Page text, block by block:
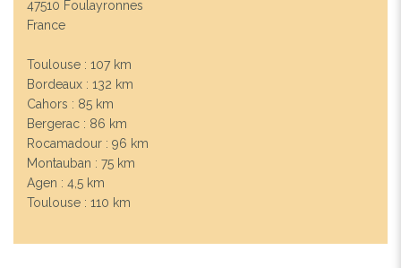
47510 Foulayronnes
France
Toulouse : 107 km
Bordeaux : 132 km
Cahors : 85 km
Bergerac : 86 km
Rocamadour : 96 km
Montauban : 75 km
Agen : 4,5 km
Toulouse : 110 km